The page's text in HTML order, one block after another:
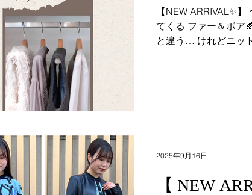
【NEW ARRIVAL✨】 〜Cozy Layer〜 ふわっと秋を連れ
てくる ファー＆ボア🍂 この時期、夏物を着るにはちょっ
と違う… けれどニットやコートはまだまだ先… と着るも
【 NEW
2025年9月16日